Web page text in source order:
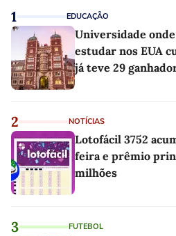
1 EDUCAÇÃO
Universidade
estudar nos EUA
já teve 29
2 NOTÍCIAS
Lotofácil 3752
feira e prêmio
milhões
3 FUTEBOL